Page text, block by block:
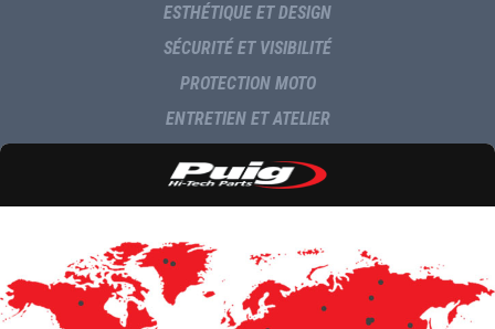
ESTHÉTIQUE ET DESIGN
SÉCURITÉ ET VISIBILITÉ
PROTECTION MOTO
ENTRETIEN ET ATELIER
LIVRAISON
COMMUNICATION
INFORMATIONS